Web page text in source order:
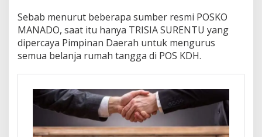
Sebab menurut beberapa sumber resmi POSKO
MANADO, saat itu hanya TRISIA SURENTU yang
dipercaya Pimpinan Daerah untuk mengurus
semua belanja rumah tangga di POS KDH.